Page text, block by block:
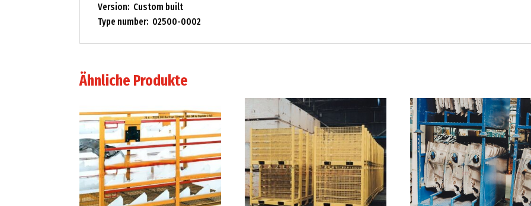
Version: Custom built
Type number: 02500-0002
Ähnliche Produkte